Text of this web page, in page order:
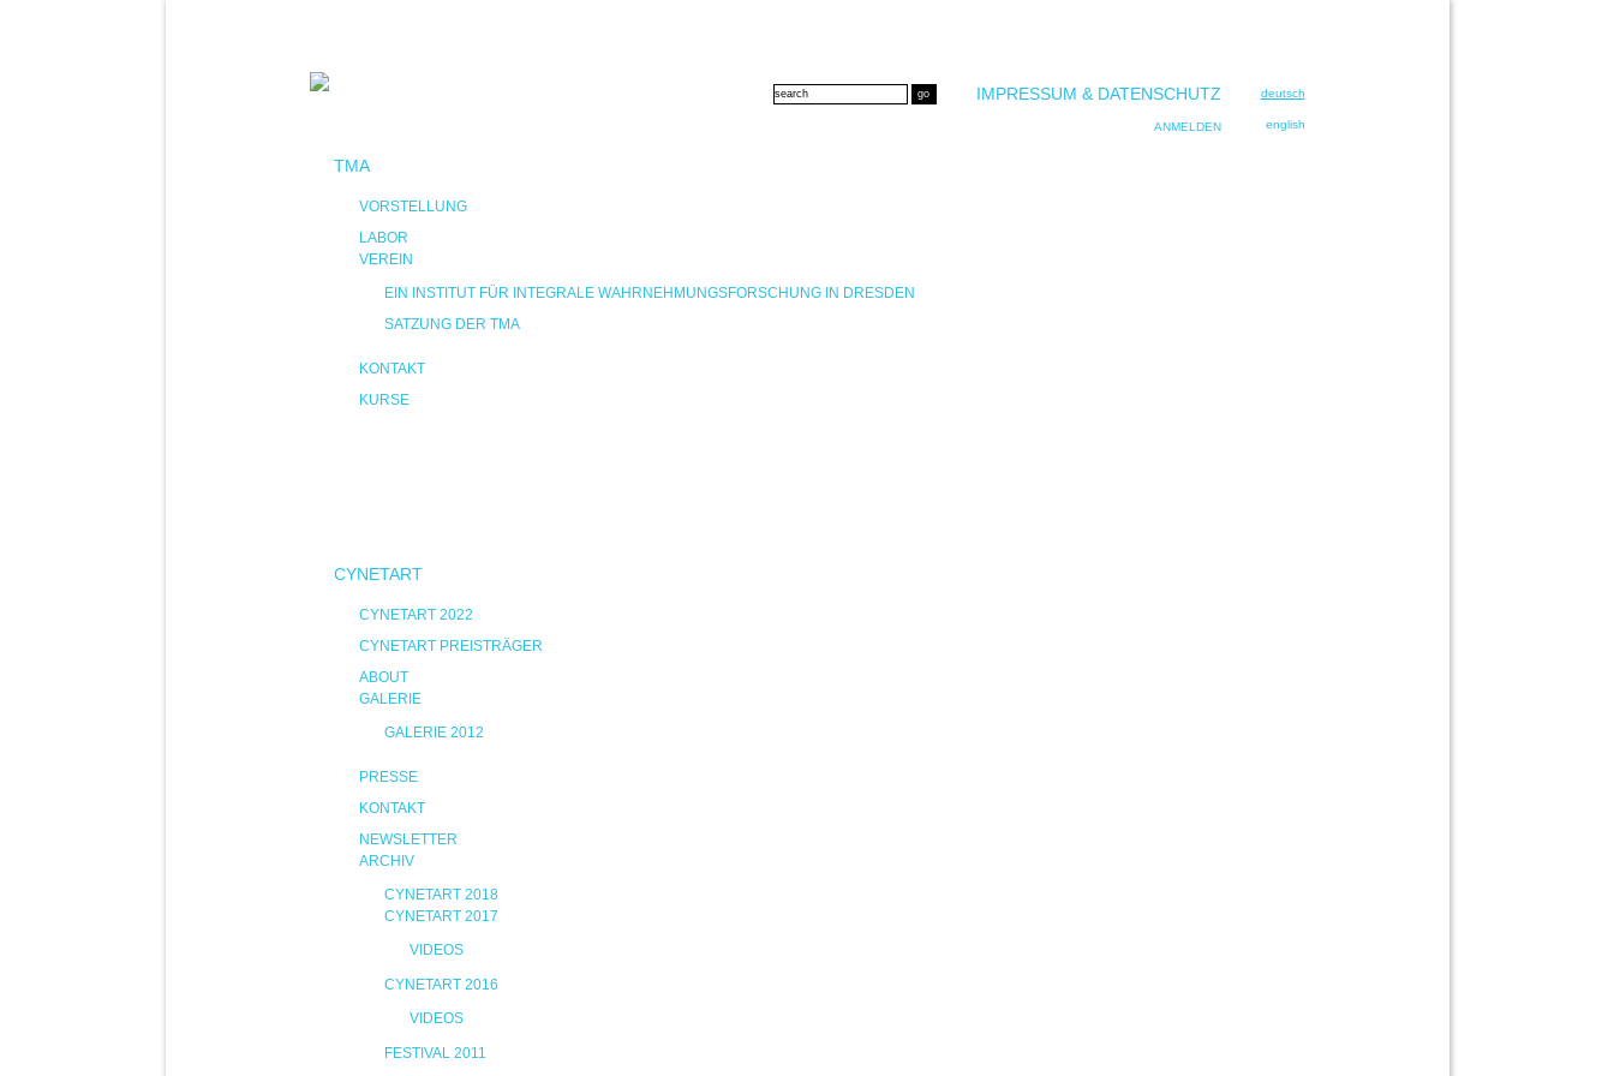
deutsch
english
IMPRESSUM & DATENSCHUTZ
ANMELDEN
TMA
VORSTELLUNG
LABOR
VEREIN
EIN INSTITUT FÜR INTEGRALE WAHRNEHMUNGSFORSCHUNG IN DRESDEN
SATZUNG DER TMA
KONTAKT
KURSE
CYNETART
CYNETART 2022
CYNETART PREISTRÄGER
ABOUT
GALERIE
GALERIE 2012
PRESSE
KONTAKT
NEWSLETTER
ARCHIV
CYNETART 2018
CYNETART 2017
VIDEOS
CYNETART 2016
VIDEOS
FESTIVAL 2011